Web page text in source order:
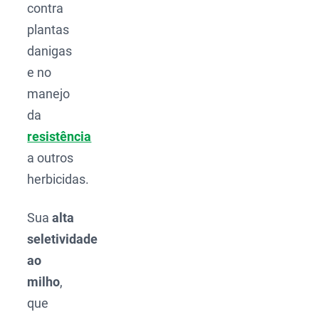
contra
plantas
danigas
e no
manejo
da
resistência
a outros
herbicidas.
Suaalta
seletividade
ao
milho,
que